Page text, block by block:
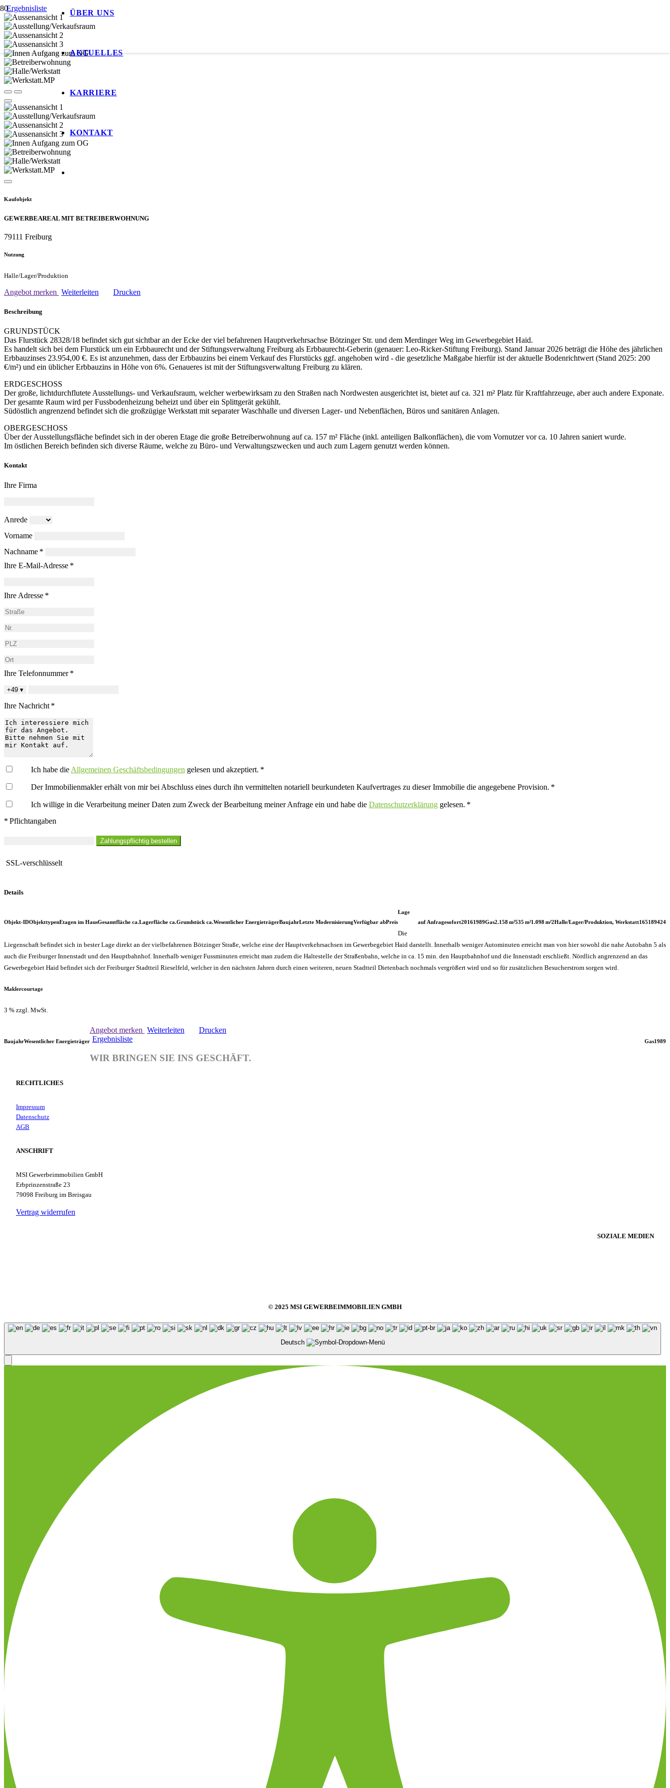
ÜBER UNS
AKTUELLES
KARRIERE
KONTAKT
Ergebnisliste
Kaufobjekt
GEWERBEAREAL MIT BETREIBERWOHNUNG
79111 Freiburg
Nutzung
Halle/Lager/Produktion
Angebot merken Weiterleiten Drucken
Beschreibung
GRUNDSTÜCK
Das Flurstück 28328/18 befindet sich gut sichtbar an der Ecke der viel befahrenen Hauptverkehrsachse Bötzinger Str. und dem Merdinger Weg im Gewerbegebiet Haid.
Es handelt sich bei dem Flurstück um ein Erbbaurecht und der Stiftungsverwaltung Freiburg als Erbbaurecht-Geberin (genauer: Leo-Ricker-Stiftung Freiburg). Stand Januar 2026 beträgt die Höhe des jährlichen
Erbbauzinses 23.954,00 €. Es ist anzunehmen, dass der Erbbauzins bei einem Verkauf des Flurstücks ggf. angehoben wird - die gesetzliche Maßgabe hierfür ist der aktuelle Bodenrichtwert (Stand 2025: 200
€/m²) und ein üblicher Erbbauzins in Höhe von 6%. Genaueres ist mit der Stiftungsverwaltung Freiburg zu klären.
ERDGESCHOSS
Der große, lichtdurchflutete Ausstellungs- und Verkaufsraum, welcher werbewirksam zu den Straßen nach Nordwesten ausgerichtet ist, bietet auf ca. 321 m² Platz für Kraftfahrzeuge, aber auch andere Exponate.
Der gesamte Raum wird per Fussbodenheizung beheizt und über ein Splittgerät gekühlt.
Südöstlich angrenzend befindet sich die großzügige Werkstatt mit separater Waschhalle und diversen Lager- und Nebenflächen, Büros und sanitären Anlagen.
OBERGESCHOSS
Über der Ausstellungsfläche befindet sich in der oberen Etage die große Betreiberwohnung auf ca. 157 m² Fläche (inkl. anteiligen Balkonflächen), die vom Vornutzer vor ca. 10 Jahren saniert wurde.
Im östlichen Bereich befinden sich diverse Räume, welche zu Büro- und Verwaltungszwecken und auch zum Lagern genutzt werden können.
Kontakt
Ihre Firma
Anrede
Vorname
Nachname *
Ihre E-Mail-Adresse *
Ihre Adresse *
Ihre Telefonnummer *
+49 ▾
Ihre Nachricht *
Ich habe die Allgemeinen Geschäftsbedingungen gelesen und akzeptiert. *
Der Immobilienmakler erhält von mir bei Abschluss eines durch ihn vermittelten notariell beurkundeten Kaufvertrages zu dieser Immobilie die angegebene Provision. *
Ich willige in die Verarbeitung meiner Daten zum Zweck der Bearbeitung meiner Anfrage ein und habe die Datenschutzerklärung gelesen. *
* Pflichtangaben
Zahlungspflichtig bestellen
SSL-verschlüsselt
Details
Objekt-ID 165189424
Objekttypen Halle/Lager/Produktion, Werkstatt
Etagen im Haus 2
Gesamtfläche ca. 1.098 m²
Lagerfläche ca. 535 m²
Grund­stück ca. 2.158 m²
Wesentlicher Energieträger Gas
Baujahr 1989
Letzte Modernisierung 2016
Verfügbar ab sofort
Preis auf Anfrage
Lage
Die
Liegenschaft befindet sich in bester Lage direkt an der vielbefahrenen Bötzinger Straße, welche eine der Hauptverkehrsachsen im Gewerbegebiet Haid darstellt. Innerhalb weniger Autominuten erreicht man von hier sowohl die nahe Autobahn 5 als
auch die Freiburger Innenstadt und den Hauptbahnhof. Innerhalb weniger Fussminuten erreicht man zudem die Haltestelle der Straßenbahn, welche in ca. 15 min. den Hauptbahnhof und die Innenstadt erschließt. Nördlich angrenzend an das
Gewerbegebiet Haid befindet sich der Freiburger Stadtteil Rieselfeld, welcher in den nächsten Jahren durch einen weiteren, neuen Stadtteil Dietenbach nochmals vergrößert wird und so für zusätzlichen Besucherstrom sorgen wird.
Maklercourtage
3 % zzgl. MwSt.
Baujahr 1989
Wesentlicher Energieträger Gas
Angebot merken Weiterleiten
Drucken
Ergebnisliste
WIR BRINGEN SIE INS GESCHÄFT.
RECHTLICHES
Impressum
Datenschutz
AGB
ANSCHRIFT
MSI Gewerbeimmobilien GmbH
Erbprinzenstraße 23
79098 Freiburg im Breisgau
Vertrag widerrufen
SOZIALE MEDIEN
© 2025 MSI GEWERBEIMMOBILIEN GMBH
Deutsch